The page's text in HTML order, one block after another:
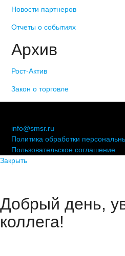
Новости партнеров
Отчеты о событиях
Архив
Рост-Актив
Закон о торговле
info@smsr.ru
Политика обработки
Пользовательское соглашение
Закрыть
Добрый день,
коллега!